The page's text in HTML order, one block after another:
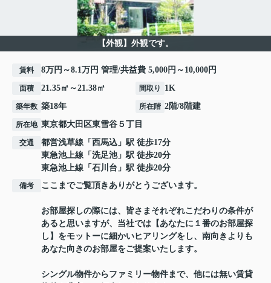
【外観】外観です。
賃料 8万円～8.1万円 管理/共益費 5,000円～10,000円
面積 21.35㎡～21.38㎡ 間取り 1K
築年数 築18年 所在階 2階/8階建
所在地 東京都大田区東雪谷 ５丁目
交通 都営浅草線 「 西馬込 」駅 徒歩17分
東急池上線 「 洗足池」駅 徒歩20分
東急池上線 「 石川台 」駅 徒歩20分
備考 ここまでご覧頂きありがとうございます。
お部屋探しの際には、皆さまそれぞれこだわりの条件が
あると思いますが、当社では【あなたに１番のお部屋探
し】をモットーに細かいヒアリングをし、南向きよりも
あなた向きのお部屋をご提案いたします。
シングル物件からファミリー物件まで、他には無い賃貸